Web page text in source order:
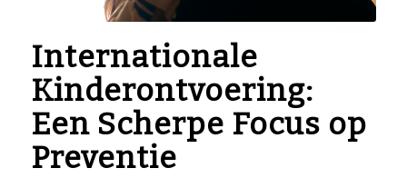
Internationale
Kinderontvoering:
Een Scherpe Focus op
Preventie